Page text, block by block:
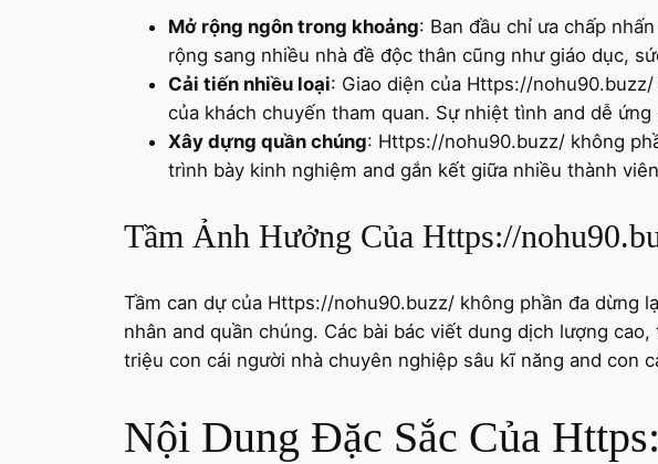
Mở rộng ngôn trong khoảng: Ban đầu chỉ ưa chấp
rộng sang nhiều nhà đề độc thân cũng như giáo dục,
Cải tiến nhiều loại: Giao diện của Https://
của khách chuyến tham quan. Sự nhiệt tình and dễ
Xây dựng quần chúng: Https://nohu90.buzz/ không
trình bày kinh nghiệm and gắn kết giữa nhiều thành
Tầm Ảnh Hưởng Của Https://
Tầm can dự của Https://nohu90.buzz/ không phần đa dừng
nhân and quần chúng. Các bài bác viết dung dịch lượng
triệu con cái người nhà chuyên nghiệp sâu kĩ năng and con
Nội Dung Đặc Sắc Của